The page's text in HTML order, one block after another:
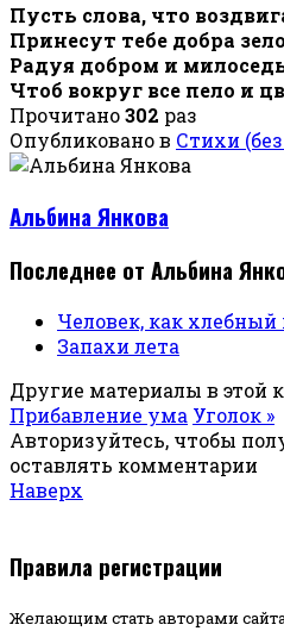
Пусть слова, что
Принесут тебе добра
Радуя добром и
Чтоб вокруг все пело и
Прочитано302 раз
Опубликовано в Стихи
Альбина Янкова
Последнее от Альбина
Человек, как хлебный
Запахи лета
Другие материалы в этой
Прибавление ума Уголок »
Авторизуйтесь, чтобы
оставлять комментарии
Наверх
Правила регистрации
Желающим стать авторами